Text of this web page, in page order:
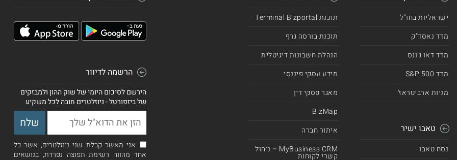
ישראליות בחו"ל
מדד נאסד"ק
מדד דאו ג'ונס
מדד 500 S&P
מניות ארביטראז'
טאבו ישיר
נסח טאבו
תוכנת Terminal Bizportal
תוכנת בורסה גרף
הנהלת חשבונות דיגיטלית
מידע עסקי פיננסי
מאגר פסקי דין
BizMap
איתור חברה
MyBusiness CRM – ניהול
קשרי לקוחות
הרשמה לדיוור
הירשם לסיכום היומי של שוק ההון ולמבזקים
של ביזפורטל - ניוזלטרים חובה לכל משקיע
אני מאשר קבלת שני ניוזלטרים, אשר כל
אחד מהווה רשימת תפוצה נפרדת, בנושאים